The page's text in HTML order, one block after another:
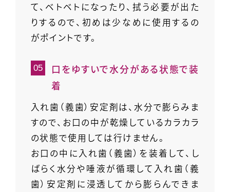
て、ベトベトになったり、拭う必要が出た
りするので、初めは少なめに使用するの
がポイントです。
口をゆすいで水分がある状態で装
着
入れ歯（義歯）安定剤は、水分で膨らみま
すので、お口の中が乾燥しているカラカラ
の状態で使用しては行けません。
お口の中に入れ歯（義歯）を装着して、し
ばらく水分や唾液が循環して入れ歯（義
歯）安定剤に浸透してから膨らんできま